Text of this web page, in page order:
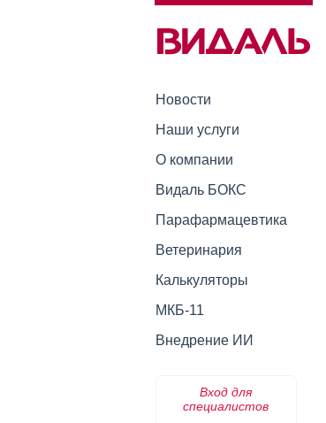
Новости
Наши услуги
О компании
Видаль БОКС
Парафармацевтика
Ветеринария
Калькуляторы
МКБ-11
Внедрение ИИ
Вход для
специалистов